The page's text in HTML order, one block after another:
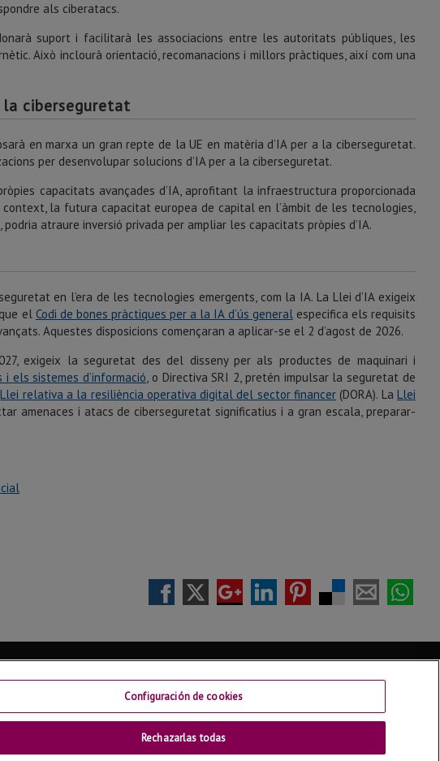
als ciberatacs.
suport i facilitarà les associacions entre les autoritats públiques, les
Això inclourà orientació, recomanacions i millors pràctiques, així com una
la ciberseguretat
en marxa un gran repte de la UE en matèria d’IA per a la ciberseguretat.
per desenvolupar solucions d’IA per a la ciberseguretat.
capacitats avançades d’IA, aprofitant la infraestructura proporcionada
la futura capacitat europea de capital en l’àmbit de les tecnologies,
, podria atraure inversió privada per ampliar les capacitats pròpies d’IA.
en l’era de les tecnologies emergents, com la IA. La Llei d’IA exigeix
el Codi de bones pràctiques per a la IA d’ús generalespecifica els requisits
Aquestes disposicions començaran a aplicar-se el 2 d’agost de 2026.
exigeix la seguretat des del disseny per als productes de maquinari i
els sistemes d’informació, o Directiva SRI 2, pretén impulsar la seguretat de
Llei relativa a la resiliència operativa digital del sector financer (DORA). LaLlei
amenaces i atacs de ciberseguretat significatius i a gran escala, preparar-
Configuración de cookies
Rechazarlas todas